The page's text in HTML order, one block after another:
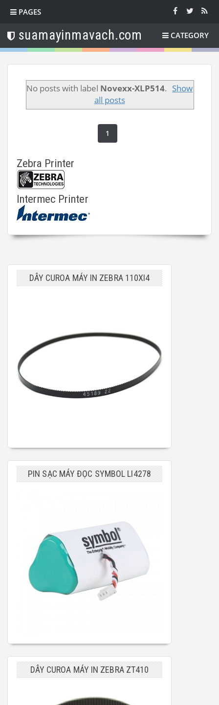
PAGES
suamayinmavach.com CATEGORY
No posts with label Novexx-XLP514. Show
all posts
1
Zebra Printer
Intermec Printer
DÂY CUROA MÁY IN ZEBRA 110XI4
PIN SẠC MÁY ĐỌC SYMBOL LI4278
DÂY CUROA MÁY IN ZEBRA ZT410